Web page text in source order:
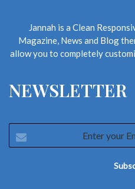
Jannah is a Clean
Magazine, News and Blog
allow you to completely
NEWSLETTER
your